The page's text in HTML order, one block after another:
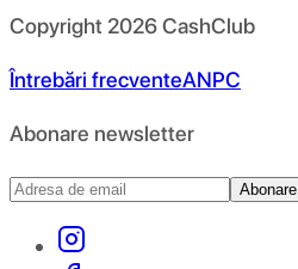
Copyright 2026CashClub
Întrebări frecventeANPC
Abonare newsletter
Abonare